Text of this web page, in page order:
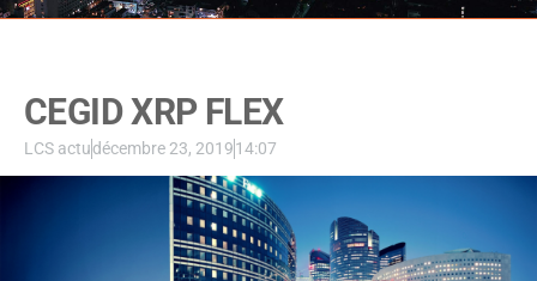
CEGID XRP FLEX
LCS actudécembre 23, 201914:07